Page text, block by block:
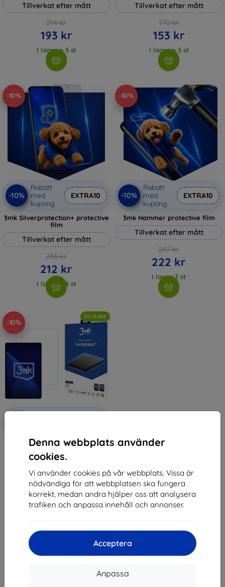
Denna webbplats använder
cookies.
Vi använder cookies på vår webbplats. Vissa är
nödvändiga för att webbplatsen ska fungera
korrekt, medan andra hjälper oss att analysera
trafiken och anpassa innehåll och annonser.
Acceptera
Anpassa
Tillverkat efter mått
214 kr
193 kr
I lager > 5 st
Tillverkat efter mått
170 kr
153 kr
I lager > 5 st
-10%
-10%
Rabatt
med
kupong
EXTRA10
3mk Silverprotection+ protective
film
Tillverkat efter mått
236 kr
212 kr
I lager > 5 st
-10%
-10%
Rabatt
med
kupong
EXTRA10
3mk Hammer protective film
Tillverkat efter mått
247 kr
222 kr
I lager 3 st
-10%
Fri frakt
Rabatt
3mk FlexibleGlass Hybrid glass
for Honor MagicPad 4
225 kr
202 kr
I lager > 5 st